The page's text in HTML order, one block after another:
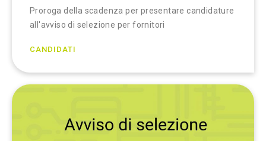
Proroga della scadenza per presentare candidature
all'avviso di selezione per fornitori
CANDIDATI